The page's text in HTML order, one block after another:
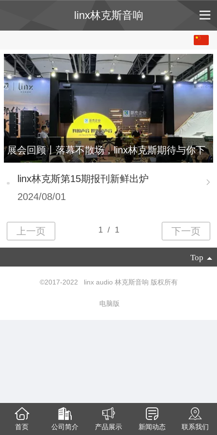
linx林克斯音响
English
展会回顾丨落幕不散场，linx林克斯期待与你下
linx林克斯第15期报刊新鲜出炉
2024/08/01
Top
©2017-2022 linx audio 林克斯音响 版权所有
电脑版
首页 公司简介 产品展示 新闻动态 联系我们